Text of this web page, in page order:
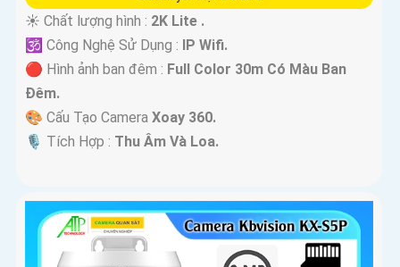
☀️ Chất lượng hình : 2K Lite .
🕉️ Công Nghệ Sử Dụng : IP Wifi.
🔴 Hình ảnh ban đêm : Full Color 30m Có Màu Ban
Ðêm.
🎨 Cấu Tạo Camera Xoay 360.
️🎙 Tích Hợp : Thu Âm Và Loa.